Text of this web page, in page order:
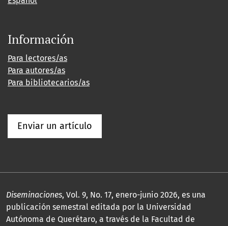
Información
Para lectores/as
Para autores/as
Para bibliotecarios/as
Enviar un artículo
Diseminaciones, Vol. 9, No. 17, enero-junio 2026, es una
publicación semestral editada por la Universidad
Autónoma de Querétaro, a través de la Facultad de